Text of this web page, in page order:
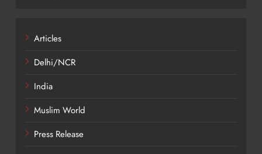
Articles
Delhi/NCR
India
Muslim World
Press Release